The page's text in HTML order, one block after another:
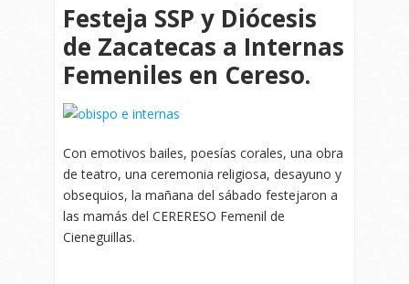
Festeja SSP y Diócesis
de Zacatecas a Internas
Femeniles en Cereso.
Con emotivos bailes, poesías corales, una obra
de teatro, una ceremonia religiosa, desayuno y
obsequios, la mañana del sábado festejaron a
las mamás del CERERESO Femenil de
Cieneguillas.